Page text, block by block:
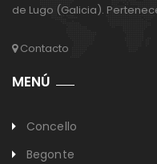
de Lugo (Galicia).
Contacto
MENÚ
Concello
Begonte